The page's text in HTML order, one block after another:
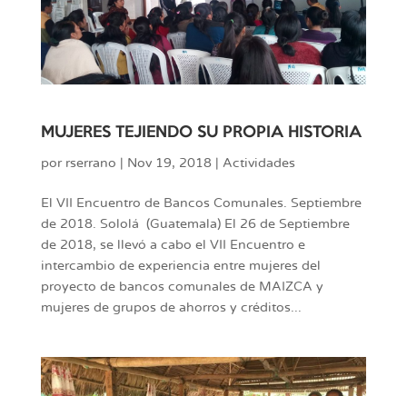
MUJERES TEJIENDO SU PROPIA HISTORIA
por rserrano Nov 19, 2018| Actividades
El VII Encuentro de Bancos Comunales. Septiembre
de 2018. Sololá (Guatemala) El 26 de Septiembre
de 2018, se llevó a cabo el VII Encuentro e
intercambio de experiencia entre mujeres del
proyecto de bancos comunales de MAIZCA y
mujeres de grupos de ahorros y créditos...